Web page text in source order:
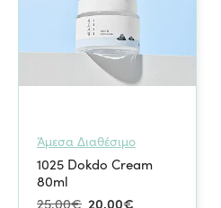
Άμεσα Διαθέσιμο
1025 Dokdo Cream
80ml
20,00€
25,00€